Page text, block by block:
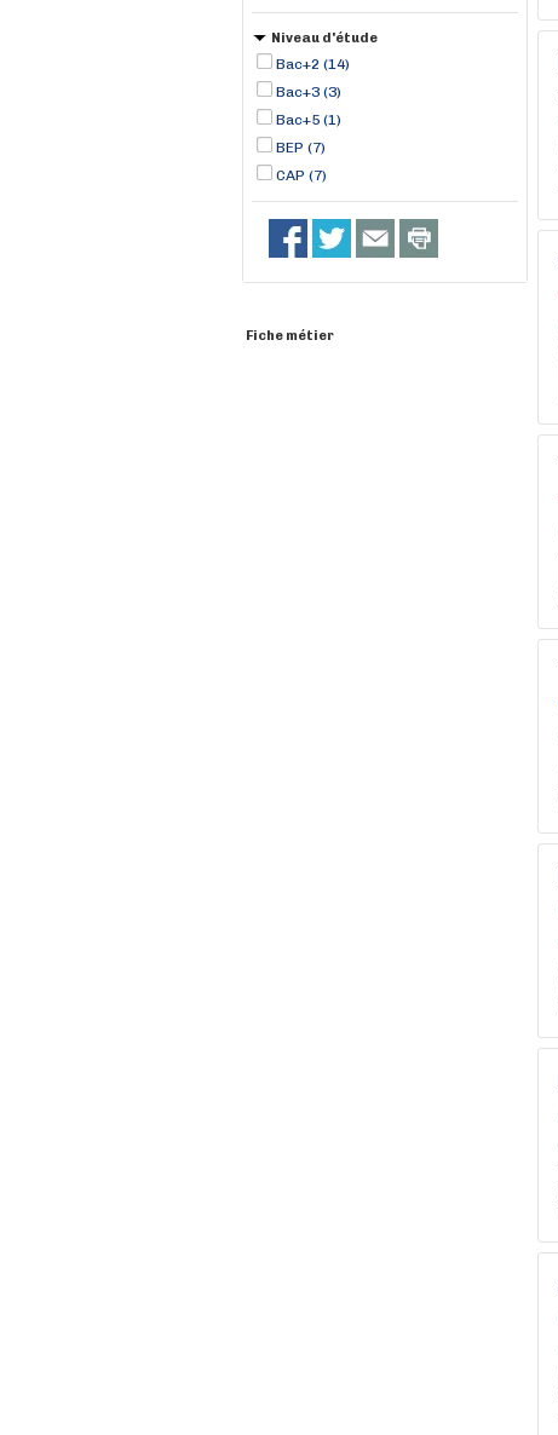
Niveau d'étude
Bac+2 (14)
Bac+3 (3)
Bac+5 (1)
BEP (7)
CAP (7)
Fiche métier